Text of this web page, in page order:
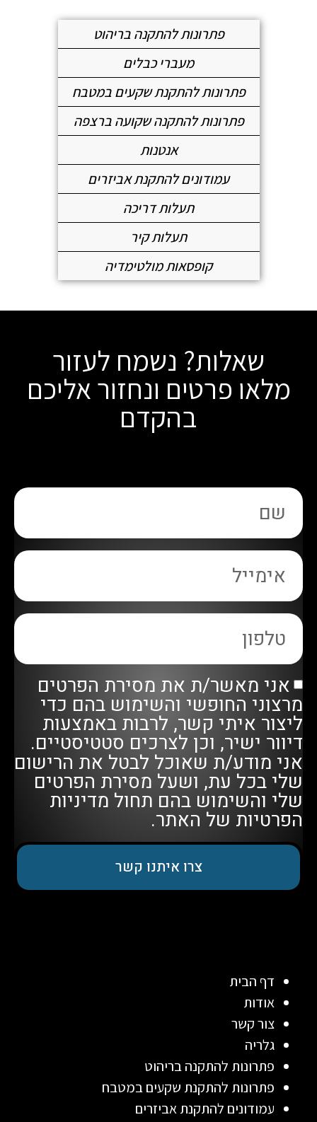
פתרונות להתקנה בריהוט
מעברי כבלים
פתרונות להתקנת שקעים במטבח
פתרונות להתקנה שקועה ברצפה
אנטנות
עמודונים להתקנת אביזרים
תעלות דריכה
תעלות קיר
קופסאות מולטימדיה
שאלות? נשמח לעזור
מלאו פרטים ונחזור אליכם
בהקדם
אני מאשר/ת את מסירת הפרטים
מרצוני החופשי והשימוש בהם כדי
ליצור איתי קשר, לרבות באמצעות
דיוור ישיר, וכן לצרכים סטטיסטיים.
אני מודע/ת שאוכל לבטל את הרישום
שלי בכל עת, ושעל מסירת הפרטים
שלי והשימוש בהם תחול מדיניות
הפרטיות של האתר.
צרו איתנו קשר
דף הבית
אודות
צור קשר
גלריה
פתרונות להתקנה בריהוט
פתרונות להתקנת שקעים במטבח
עמודונים להתקנת אביזרים